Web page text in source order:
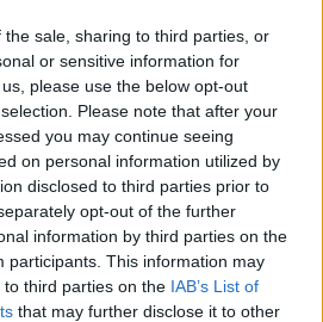
sale, sharing to third parties, or
or sensitive information for
please use the below opt-out
Please note that after your
you may continue seeing
on personal information utilized by
disclosed to third parties prior to
opt-out of the further
information by third parties on the
participants. This information may
third parties on the IAB’s List of
that may further disclose it to other
το iPaideia.gr στο